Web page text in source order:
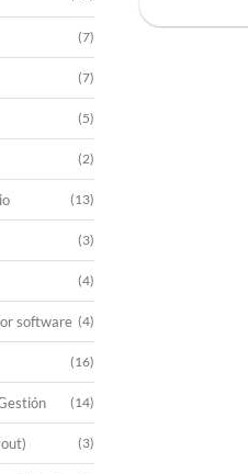
(7)
(7)
(5)
(2)
(13)
(3)
(4)
software (4)
(16)
(14)
(3)